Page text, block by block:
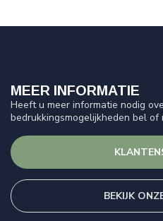
MEER INFORMATIE
Heeft u meer informatie nodig
bedrukkingsmogelijkheden bel of
BEKIJK